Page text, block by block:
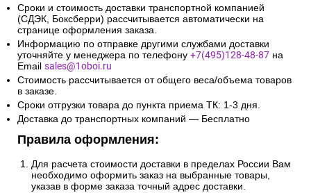
Сроки и стоимость доставки транспортной компанией
(СДЭК, Боксберри) рассчитывается автоматически на
странице оформления заказа.
Информацию по отправке другими службами доставки
уточняйте у менеджера по телефону +7(495)128-48-87 на
Email sales@1oboi.ru
Стоимость рассчитывается от общего веса/объема товаров
в заказе.
Сроки отгрузки товара до пункта приема ТК: 1-3 дня.
Доставка до транспортных компаний — Бесплатно
Правила оформления:
Для расчета стоимости доставки в пределах России Вам
необходимо оформить заказ на выбранные товары,
указав в форме заказа точный адрес доставки.